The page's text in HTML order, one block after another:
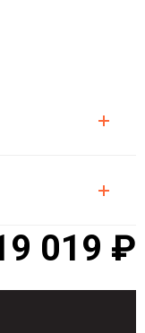
019 ₽